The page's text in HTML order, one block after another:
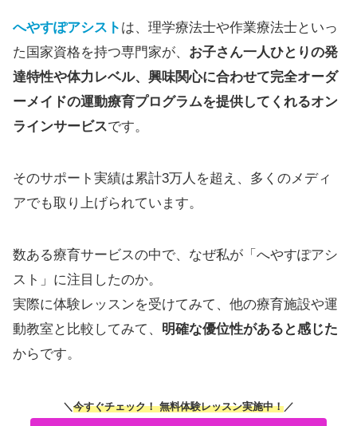
へやすぽアシスト は、理学療法士や作業療法士といっ
た国家資格を持つ専門家が、 お子さん一人ひとりの発
達特性や体力レベル、興味関心に合わせて完全オーダ
ーメイドの運動療育プログラムを提供してくれるオン
ラインサービスです。
そのサポート実績は累計3万人を超え、多くのメディ
アでも取り上げられています。
数ある療育サービスの中で、なぜ私が「へやすぽアシ
スト」に注目したのか。
実際に体験レッスンを受けてみて、他の療育施設や運
動教室と比較してみて、 明確な優位性があると感じた
からです。
＼今すぐチェック！ 無料体験レッスン実施中！／